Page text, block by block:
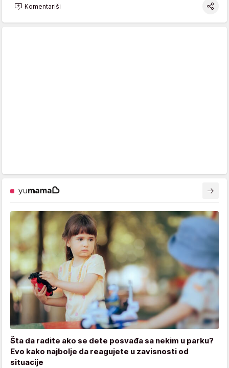
Komentariši
Šta da radite ako se dete posvađa sa nekim u parku?
Evo kako najbolje da reagujete u zavisnosti od
situacije